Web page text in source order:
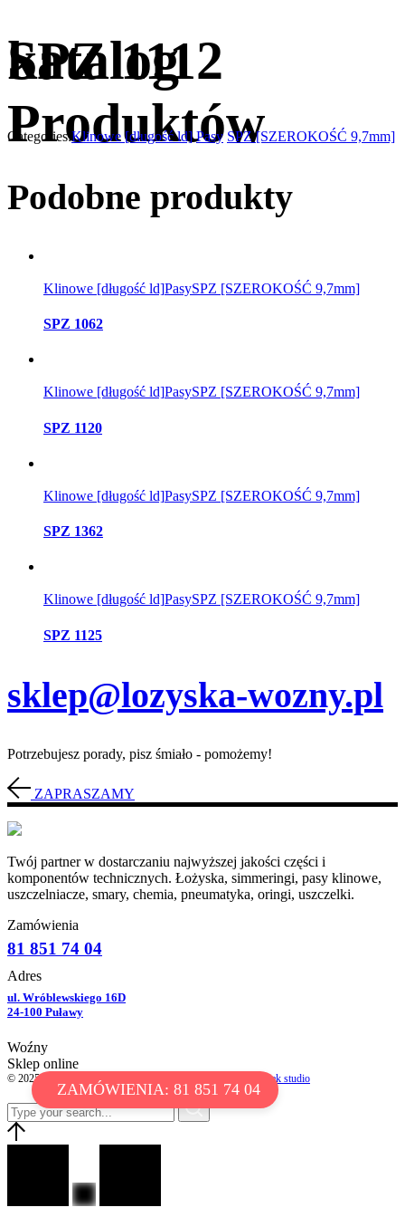
ZAMÓWIENIA: 81 851 74 04
katalog
Produktów
SPZ 1112
Categories:Klinowe [długość ld] Pasy SPZ [SZEROKOŚĆ 9,7mm]
Podobne produkty
Klinowe [długość ld]PasySPZ [SZEROKOŚĆ 9,7mm]
SPZ 1062
Klinowe [długość ld]PasySPZ [SZEROKOŚĆ 9,7mm]
SPZ 1120
Klinowe [długość ld]PasySPZ [SZEROKOŚĆ 9,7mm]
SPZ 1362
Klinowe [długość ld]PasySPZ [SZEROKOŚĆ 9,7mm]
SPZ 1125
sklep@lozyska-wozny.pl
Potrzebujesz porady, pisz śmiało - pomożemy!
ZAPRASZAMY
Twój partner w dostarczaniu najwyższej jakości części i
komponentów technicznych. Łożyska, simmeringi, pasy klinowe,
uszczelniacze, smary, chemia, pneumatyka, oringi, uszczelki.
Zamówienia
81 851 74 04
Adres
ul. Wróblewskiego 16D
24-100 Puławy
Woźny
Sklep online
© 2025 WOŹNY ŁOŻYSKA. All Rights Reserved // by chotek studio